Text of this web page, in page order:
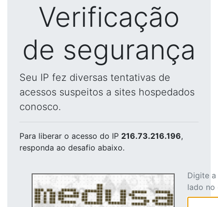
Verificação
de segurança
Seu IP fez diversas tentativas de
acessos suspeitos a sites hospedados
conosco.
Para liberar o acesso do IP 216.73.216.196,
responda ao desafio abaixo.
Digite
lado no